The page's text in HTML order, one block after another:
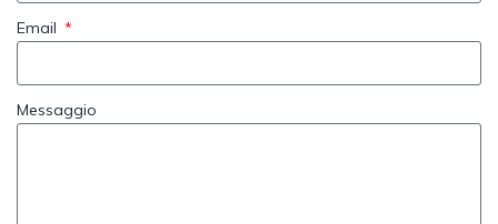
Email
Messaggio